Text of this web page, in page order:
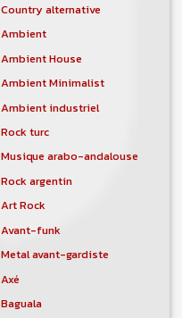
Country alternative
Ambient
Ambient House
Ambient Minimalist
Ambient industriel
Rock turc
Musique arabo-andalouse
Rock argentin
Art Rock
Avant-funk
Metal avant-gardiste
Axé
Baguala